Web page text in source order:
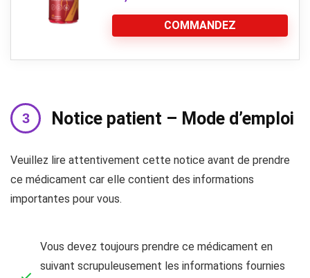
COMMANDEZ
Notice patient – Mode d’emploi
Veuillez lire attentivement cette notice avant de prendre
ce médicament car elle contient des informations
importantes pour vous.
Vous devez toujours prendre ce médicament en
suivant scrupuleusement les informations fournies